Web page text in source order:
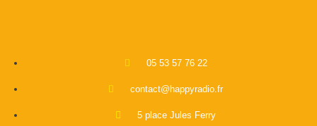
05 53 57 76 22
contact@happyradio.fr
5 place Jules Ferry